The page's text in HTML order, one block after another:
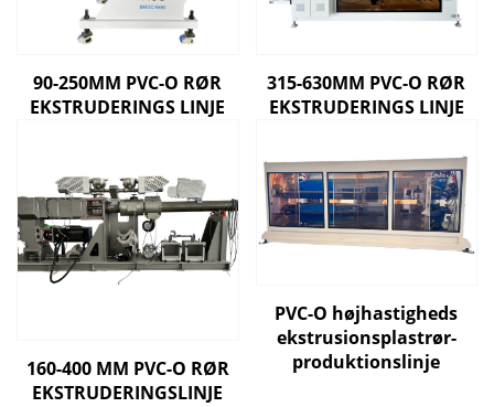
90-250MM PVC-O RØR
EKSTRUDERINGS LINJE
315-630MM PVC-O RØR
EKSTRUDERINGS LINJE
160-400 MM PVC-O RØR
EKSTRUDERINGSLINJE
PVC-O højhastigheds
ekstrusionsplastrør-
produktionslinje